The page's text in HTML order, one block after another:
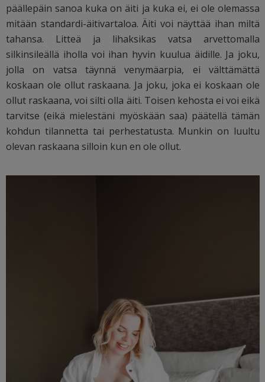
päällepäin sanoa kuka on äiti ja kuka ei, ei ole olemassa
mitään standardi-äitivartaloa. Äiti voi näyttää ihan miltä
tahansa. Litteä ja lihaksikas vatsa arvettomalla
silkinsileällä iholla voi ihan hyvin kuulua äidille. Ja joku,
jolla on vatsa täynnä venymäarpia, ei välttämättä
koskaan ole ollut raskaana. Ja joku, joka ei koskaan ole
ollut raskaana, voi silti olla äiti. Toisen kehosta ei voi eikä
tarvitse (eikä mielestäni myöskään saa) päätellä tämän
kohdun tilannetta tai perhestatusta. Munkin on luultu
olevan raskaana silloin kun en ole ollut.